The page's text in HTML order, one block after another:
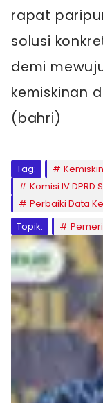
rapat
solusi
demi
kemiskinan
(bahri)
Tag:
Komisi IV DPRD
Perbaiki Data
Topik: